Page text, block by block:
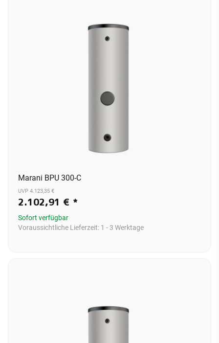
Marani BPU 300-C
UVP 4.123,35 €
2.102,91 € *
Sofort verfügbar
Voraussichtliche Lieferzeit: 1 - 3 Werktage